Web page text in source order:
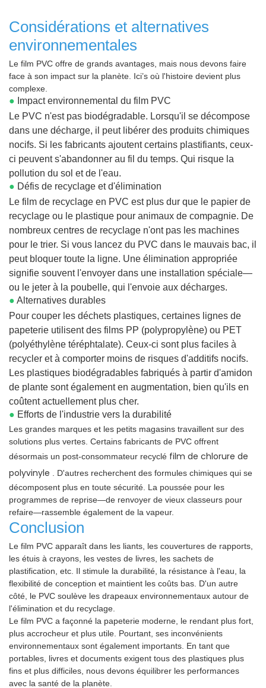
Considérations et alternatives
environnementales
Le film PVC offre de grands avantages, mais nous devons faire
face à son impact sur la planète. Ici’s où l'histoire devient plus
complexe.
● Impact environnemental du film PVC
Le PVC n'est pas biodégradable. Lorsqu'il se décompose
dans une décharge, il peut libérer des produits chimiques
nocifs. Si les fabricants ajoutent certains plastifiants, ceux-
ci peuvent s'abandonner au fil du temps. Qui risque la
pollution du sol et de l'eau.
● Défis de recyclage et d'élimination
Le film de recyclage en PVC est plus dur que le papier de
recyclage ou le plastique pour animaux de compagnie. De
nombreux centres de recyclage n'ont pas les machines
pour le trier. Si vous lancez du PVC dans le mauvais bac, il
peut bloquer toute la ligne. Une élimination appropriée
signifie souvent l'envoyer dans une installation spéciale—
ou le jeter à la poubelle, qui l'envoie aux décharges.
● Alternatives durables
Pour couper les déchets plastiques, certaines lignes de
papeterie utilisent des films PP (polypropylène) ou PET
(polyéthylène téréphtalate). Ceux-ci sont plus faciles à
recycler et à comporter moins de risques d'additifs nocifs.
Les plastiques biodégradables fabriqués à partir d'amidon
de plante sont également en augmentation, bien qu'ils en
coûtent actuellement plus cher.
● Efforts de l'industrie vers la durabilité
Les grandes marques et les petits magasins travaillent sur des
solutions plus vertes. Certains fabricants de PVC offrent
désormais un post-consommateur recyclé film de chlorure de
polyvinyle . D'autres recherchent des formules chimiques qui se
décomposent plus en toute sécurité. La poussée pour les
programmes de reprise—de renvoyer de vieux classeurs pour
refaire—rassemble également de la vapeur.
Conclusion
Le film PVC apparaît dans les liants, les couvertures de rapports,
les étuis à crayons, les vestes de livres, les sachets de
plastification, etc. Il stimule la durabilité, la résistance à l'eau, la
flexibilité de conception et maintient les coûts bas. D'un autre
côté, le PVC soulève les drapeaux environnementaux autour de
l'élimination et du recyclage.
Le film PVC a façonné la papeterie moderne, le rendant plus fort,
plus accrocheur et plus utile. Pourtant, ses inconvénients
environnementaux sont également importants. En tant que
portables, livres et documents exigent tous des plastiques plus
fins et plus difficiles, nous devons équilibrer les performances
avec la santé de la planète.